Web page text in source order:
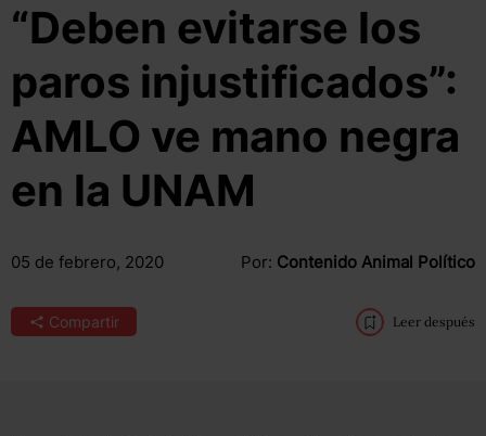
“Deben evitarse los
paros injustificados”:
AMLO ve mano negra
en la UNAM
05 de febrero, 2020 Por: Contenido Animal Político
Compartir Leer después